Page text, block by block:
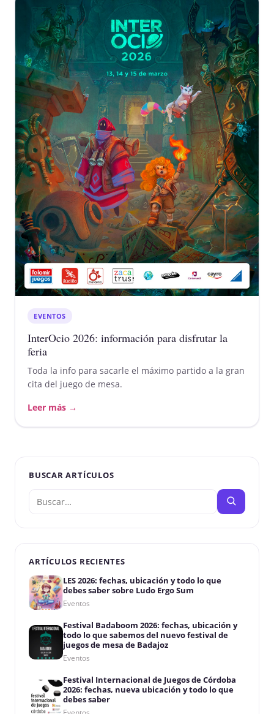
EVENTOS
InterOcio 2026: información para disfrutar la
feria
Toda la info para sacarle el máximo partido a la gran
cita del juego de mesa.
Leer más →
BUSCAR ARTÍCULOS
ARTÍCULOS RECIENTES
LES 2026: fechas, ubicación y todo lo que
debes saber sobre Ludo Ergo Sum
Eventos
Festival Badaboom 2026: fechas, ubicación y
todo lo que sabemos del nuevo festival de
juegos de mesa de Badajoz
Eventos
Festival Internacional de Juegos de Córdoba
2026: fechas, nueva ubicación y todo lo que
debes saber